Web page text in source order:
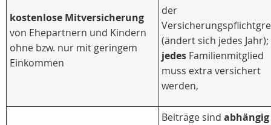
kostenlose Mitversicherung
von Ehepartnern und Kindern
ohne bzw. nur mit geringem
Einkommen
der
(ändert sich jedes Jahr);
jedes Familienmitglied
muss extra versichert
werden,
Beiträge sind abhängig